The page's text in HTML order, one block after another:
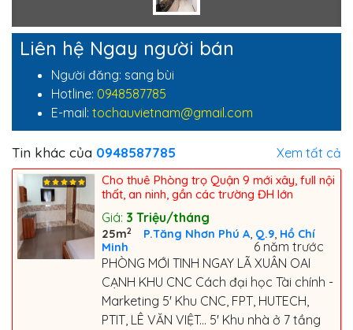
Liên hệ Ngay người bán
Người đăng: sang bùi
Hotline: 0948587785
E-mail: tochauvietnam@gmail.com
Tin khác của 0948587785 Xem tất cả
Cho thuê Phòng trọ Quận 9 mới xây, full nội
thất, an ninh, gần các trường ĐH lớn
Giá: 3 Triệu/tháng
25m2 P.Tăng Nhơn Phú A, Q.9, Hồ Chí
Minh
6 năm trước
PHÒNG MỚI TINH NGAY LÃ XUÂN OAI
CẠNH KHU CNC Cách đại học Tài chính -
Marketing 5' Khu CNC, FPT, HUTECH,
PTIT, LÊ VĂN VIỆT... 5' Khu nhà ở 7 tầng